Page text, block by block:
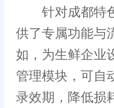
针对成都特
供了专属功能与
如，为生鲜企业
管理模块，可自
录效期，降低损